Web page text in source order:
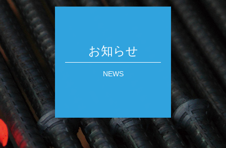
お知らせ
NEWS